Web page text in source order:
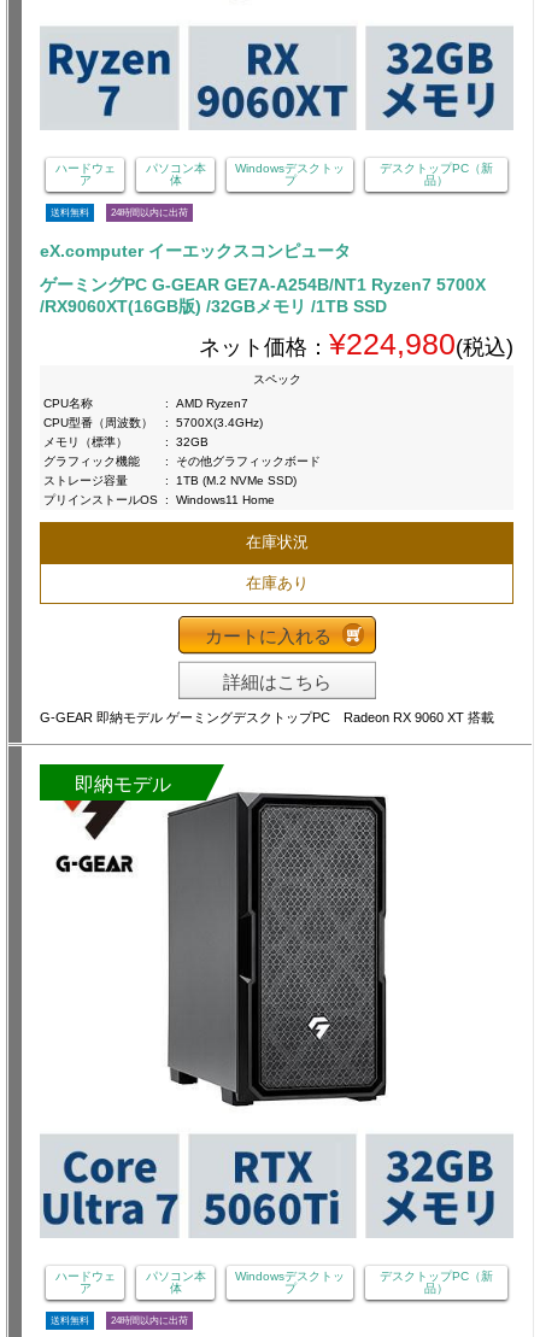
ハードウェ
ア
パソコン本
体
Windowsデスクトッ
プ
デスクトップPC（新
品）
送料無料 24時間以内に出荷
eX.computer イーエックスコンピュータ
ゲーミングPC G-GEAR GE7A-A254B/NT1 Ryzen7 5700X
/RX9060XT(16GB版) /32GBメモリ /1TB SSD
ネット価格： ¥224,980(税込)
スペック
CPU名称
:
AMD Ryzen7
CPU型番（周波数）
:
5700X(3.4GHz)
メモリ（標準）
:
32GB
グラフィック機能
:
その他グラフィックボード
ストレージ容量
:
1TB (M.2 NVMe SSD)
プリインストールOS : Windows11 Home
在庫状況
在庫あり
カートに入れる
詳細はこちら
G-GEAR 即納モデル ゲーミングデスクトップPC Radeon RX 9060 XT 搭載
即納モデル
ハードウェ
ア
パソコン本
体
Windowsデスクトッ
プ
デスクトップPC（新
品）
送料無料 24時間以内に出荷